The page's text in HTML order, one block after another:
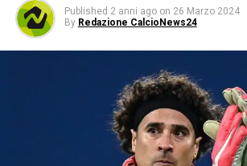
Published 2 anni ago on 26 Marzo 2024
By Redazione CalcioNews24